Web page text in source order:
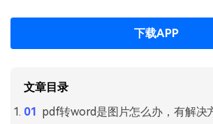
PDF页面调整
产品资讯
下载APP
文章目录
pdf转word是图片怎么办，有解决